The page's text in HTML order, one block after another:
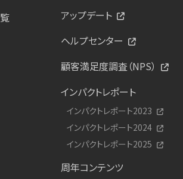
アップデート
ヘルプセンター
顧客満足度調査（NPS）
インパクトレポート
インパクトレポート2023
インパクトレポート2024
インパクトレポート2025
周年コンテンツ